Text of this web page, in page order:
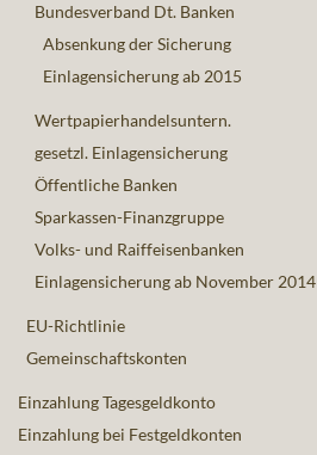
Bundesverband Dt. Banken
Absenkung der Sicherung
Einlagensicherung ab 2015
Wertpapierhandelsuntern.
gesetzl. Einlagensicherung
Öffentliche Banken
Sparkassen-Finanzgruppe
Volks- und Raiffeisenbanken
Einlagensicherung ab November 2014
EU-Richtlinie
Gemeinschaftskonten
Einzahlung Tagesgeldkonto
Einzahlung bei Festgeldkonten